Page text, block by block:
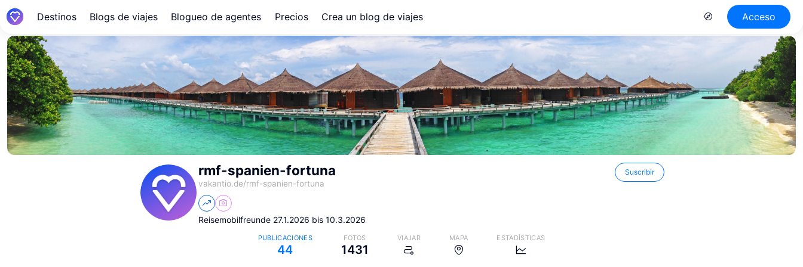
Destinos Blogs de viajes Blogueo de agentes Precios Crea un blog de viajes Acceso
rmf-spanien-fortuna
vakantio.de/rmf-spanien-fortuna
Suscribir
Reisemobilfreunde 27.1.2026 bis 10.3.2026
PUBLICACIONES
44
FOTOS
1431
VIAJAR MAPA ESTADÍSTICAS